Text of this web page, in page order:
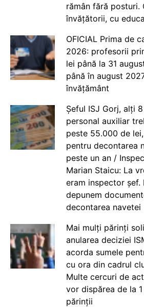
rămân fără posturi.
învățătorii, cu
OFICIAL Prima de
2026: profesorii
lei până la 31
până în august
învățământ
Șeful ISJ Gorj, alți
personal auxiliar
peste 55.000 de
pentru decontarea
peste un an /
Marian Staicu: La
eram inspector șef.
depunem
decontarea navetei
Mai mulți părinți
anularea deciziei
acorda sumele
cu ora din cadrul
Multe cercuri de
vor dispărea de la
părinții